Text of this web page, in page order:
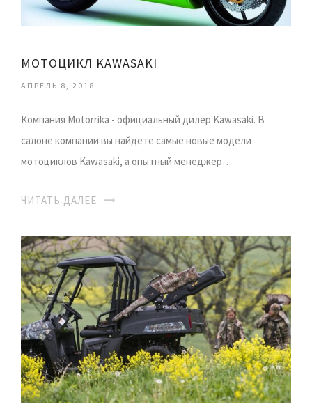
МОТОЦИКЛ KAWASAKI
АПРЕЛЬ 8, 2018
Компания Motorrika - официальный дилер Kawasaki. В
салоне компании вы найдете самые новые модели
мотоциклов Kawasaki, а опытный менеджер…
ЧИТАТЬ ДАЛЕЕ